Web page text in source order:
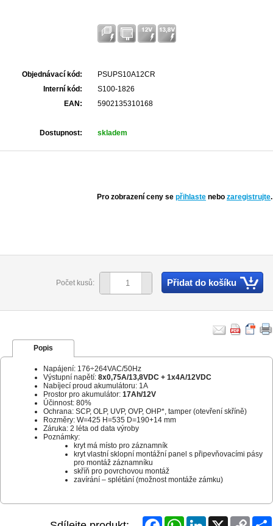
Objednávací kód:
PSUPS10A12CR
Interní kód:
S100-1826
EAN:
5902135310168
Dostupnost: skladem
Pro zobrazení ceny se přihlaste nebo zaregistrujte.
Počet kusů: Přidat do košíku
Popis
Napájení: 176÷264VAC/50Hz
Výstupní napětí: 8x0,75A/13,8VDC + 1x4A/12VDC
Nabíjecí proud akumulátoru: 1A
Prostor pro akumulátor: 17Ah/12V
Účinnost: 80%
Ochrana: SCP, OLP, UVP, OVP, OHP*, tamper (otevření skříně)
Rozměry: W=425 H=535 D=190+14 mm
Záruka: 2 léta od data výroby
Poznámky:
kryt má místo pro záznamník
kryt vlastní sklopní montážní panel s připevňovacími pásy
pro montáž záznamníku
skříň pro povrchovou montáž
zavírání – splétání (možnost montáže zámku)
FacebookWhatsAppLinkedInX
Copy